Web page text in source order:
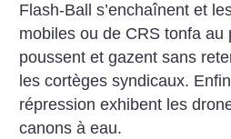
Flash-Ball s’enchaînent et
mobiles ou de CRS tonfa au
poussent et gazent sans
les cortèges syndicaux.
répression exhibent les
canons à eau.